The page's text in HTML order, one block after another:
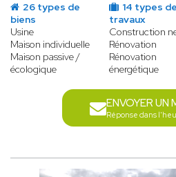
26 types de
biens
Usine
Maison individuelle
Maison passive /
écologique
14 types de
travaux
Construction
Rénovation
Rénovation
énergétique
ENVOYER UN
Réponse dans